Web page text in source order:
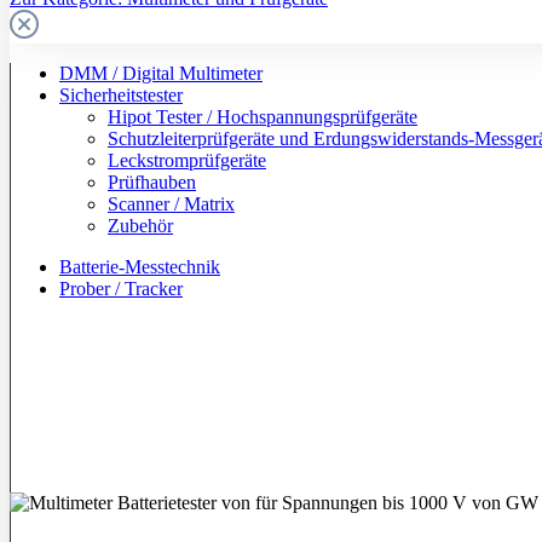
DMM / Digital Multimeter
Sicherheitstester
Hipot Tester / Hochspannungsprüfgeräte
Schutzleiterprüfgeräte und Erdungswiderstands-
Leckstromprüfgeräte
Prüfhauben
Scanner / Matrix
Zubehör
Batterie-Messtechnik
Prober / Tracker